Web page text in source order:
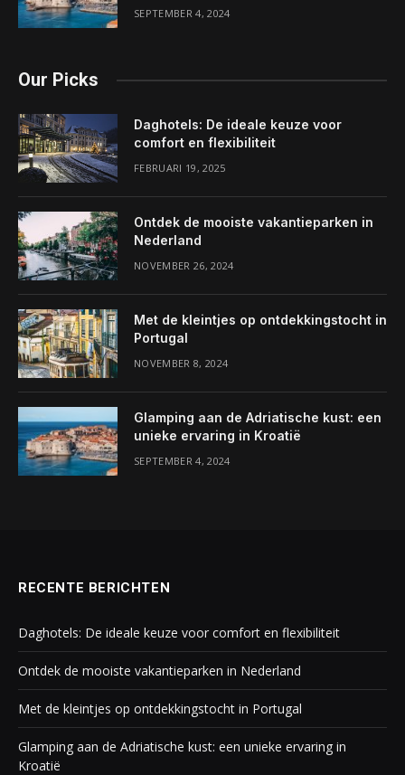
SEPTEMBER 4, 2024
Our Picks
Daghotels: De ideale keuze voor
comfort en flexibiliteit
FEBRUARI 19, 2025
Ontdek de mooiste vakantieparken in
Nederland
NOVEMBER 26, 2024
Met de kleintjes op ontdekkingstocht in
Portugal
NOVEMBER 8, 2024
Glamping aan de Adriatische kust: een
unieke ervaring in Kroatië
SEPTEMBER 4, 2024
RECENTE BERICHTEN
Daghotels: De ideale keuze voor comfort en flexibiliteit
Ontdek de mooiste vakantieparken in Nederland
Met de kleintjes op ontdekkingstocht in Portugal
Glamping aan de Adriatische kust: een unieke ervaring in
Kroatië